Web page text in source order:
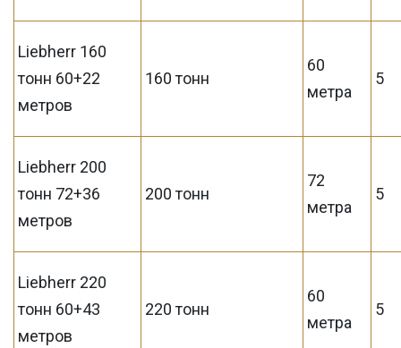
Liebherr 160
тонн 60+22
метров
160 тонн
60
метра
5
Liebherr 200
тонн 72+36
метров
200 тонн
72
метра
5
Liebherr 220
тонн 60+43
метров
220 тонн
60
метра
5